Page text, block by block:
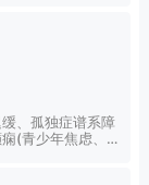
、孤独症谱系障
(青少年焦虑、抑